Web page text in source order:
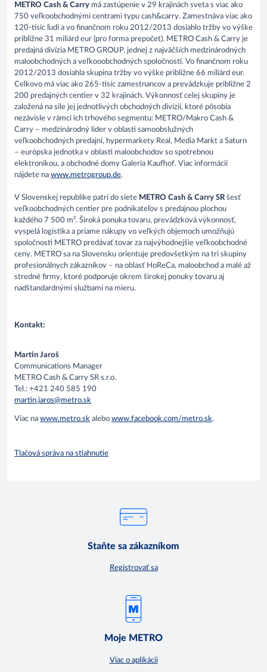
METRO Cash & Carry má zastúpenie v 29 krajinách sveta s viac ako
750 veľkoobchodnými centrami typu cash&carry. Zamestnáva viac ako
120-tisíc ľudí a vo finančnom roku 2012/2013 dosiahlo tržby vo výške
približne 31 miliárd eur (pro forma prepočet). METRO Cash & Carry je
predajná divízia METRO GROUP, jednej z najväčších medzinárodných
maloobchodných a veľkooobchodných spoločností. Vo finančnom roku
2012/2013 dosiahla skupina tržby vo výške približne 66 miliárd eur.
Celkovo má viac ako 265-tisíc zamestnancov a prevádzkuje približne 2
200 predajných centier v 32 krajinách. Výkonnosť celej skupiny je
založená na sile jej jednotlivých obchodných divízií, ktoré pôsobia
nezávisle v rámci ich trhového segmentu: METRO/Makro Cash &
Carry – medzinárodný líder v oblasti samoobslužných
veľkoobchodných predajní, hypermarkety Real, Media Markt a Saturn
– európska jednotka v oblasti maloobchodov so spotrebnou
elektronikou, a obchodné domy Galeria Kaufhof. Viac informácií
nájdete na www.metrogroup.de.
V Slovenskej republike patrí do siete METRO Cash & Carry SRšesť
veľkoobchodných centier pre podnikateľov s predajnou plochou
každého 7 500 m². Široká ponuka tovaru, prevádzková výkonnosť,
vyspelá logistika a priame nákupy vo veľkých objemoch umožňujú
spoločnosti METRO predávať tovar za najvýhodnejšie veľkoobchodné
ceny. METRO sa na Slovensku orientuje predovšetkým na tri skupiny
profesionálnych zákazníkov – na oblasť HoReCa, maloobchod a malé až
stredné firmy, ktoré podporuje okrem širokej ponuky tovaru aj
nadštandardnými službami na mieru.
Kontakt:
Martin Jaroš
Communications Manager
METRO Cash & Carry SR s.r.o.
Tel.: +421 240 585 190
martin.jaros@metro.sk
Viac na www.metro.sk alebo www.facebook.com/metro.sk.
Tlačová správa na stiahnutie
Staňte sa zákazníkom
Registrovať sa
Moje METRO
Viac o aplikácii